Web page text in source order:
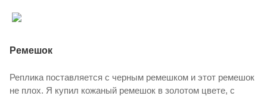
Ремешок
Реплика поставляется с черным ремешком и этот ремешок
не плох. Я купил кожаный ремешок в золотом цвете, с